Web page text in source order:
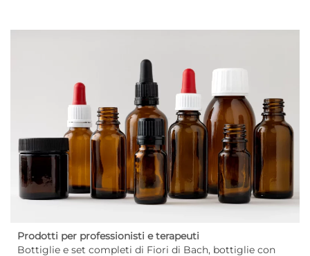
Prodotti per professionisti e terapeuti
Bottiglie e set completi di Fiori di Bach, bottiglie con